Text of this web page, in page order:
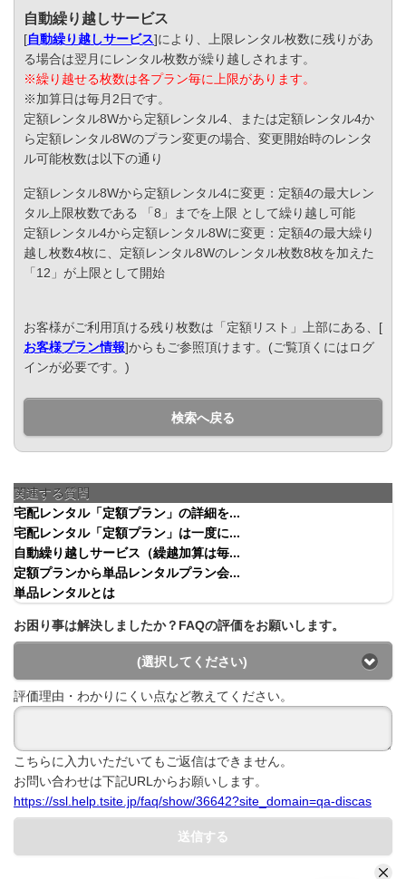
自動繰り越しサービス
[自動繰り越しサービス]により、上限レンタル枚数に残りがあ
る場合は翌月にレンタル枚数が繰り越しされます。
※繰り越せる枚数は各プラン毎に上限があります。
※加算日は毎月2日です。
定額レンタル8Wから定額レンタル4、または定額レンタル4か
ら定額レンタル8Wのプラン変更の場合、変更開始時のレンタ
ル可能枚数は以下の通り
定額レンタル8Wから定額レンタル4に変更：定額4の最大レン
タル上限枚数である 「8」までを上限 として繰り越し可能
定額レンタル4から定額レンタル8Wに変更：定額4の最大繰り
越し枚数4枚に、定額レンタル8Wのレンタル枚数8枚を加えた
「12」が上限として開始
お客様がご利用頂ける残り枚数は「定額リスト」上部にある、[
お客様プラン情報]からもご参照頂けます。(ご覧頂くにはログ
インが必要です。)
検索へ戻る
関連する質問
宅配レンタル「定額プラン」の詳細を...
宅配レンタル「定額プラン」は一度に...
自動繰り越しサービス（繰越加算は毎...
定額プランから単品レンタルプラン会...
単品レンタルとは
お困り事は解決しましたか？FAQの評価をお願いします。
(選択してください)
評価理由・わかりにくい点など教えてください。
こちらに入力いただいてもご返信はできません。
お問い合わせは下記URLからお願いします。
https://ssl.help.tsite.jp/faq/show/36642?site_domain=qa-discas
送信する